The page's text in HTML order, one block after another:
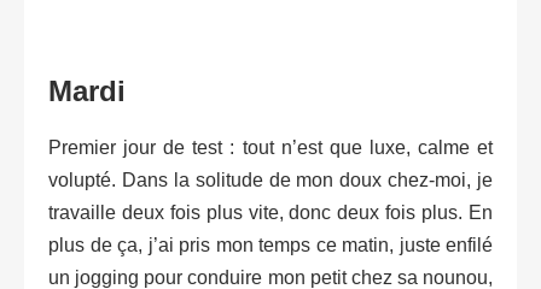
Mardi
Premier jour de test : tout n’est que luxe, calme et
volupté. Dans la solitude de mon doux chez-moi, je
travaille deux fois plus vite, donc deux fois plus. En
plus de ça, j’ai pris mon temps ce matin, juste enfilé
un jogging pour conduire mon petit chez sa nounou,